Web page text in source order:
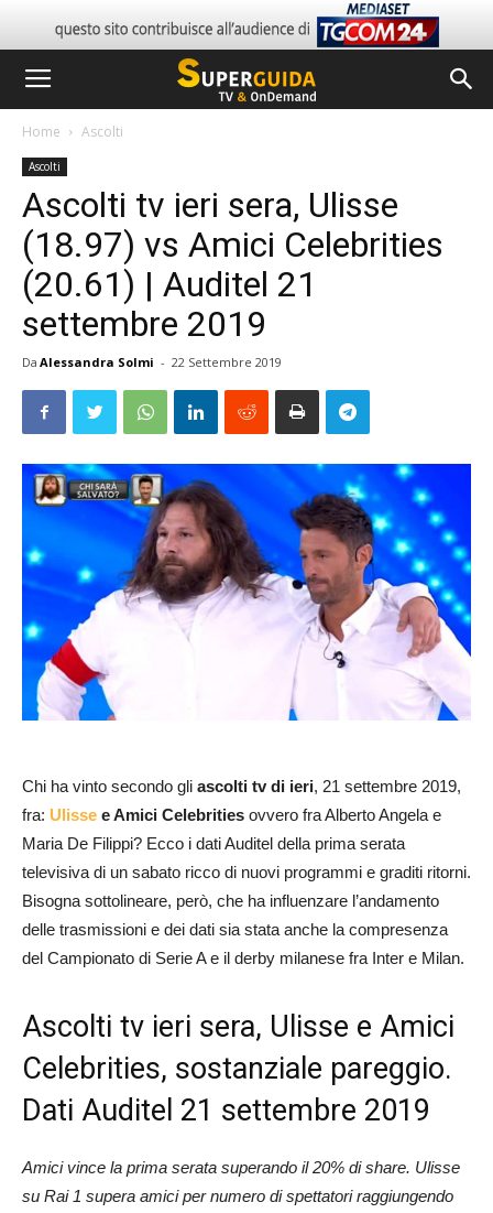
Home Ascolti
Ascolti
Ascolti tv ieri sera, Ulisse
(18.97) vs Amici Celebrities
(20.61) | Auditel 21
settembre 2019
Da Alessandra Solmi - 22 Settembre 2019
Chi ha vinto secondo gli ascolti tv di ieri, 21 settembre 2019,
fra: Ulisse e Amici Celebrities ovvero fra Alberto Angela e
Maria De Filippi? Ecco i dati Auditel della prima serata
televisiva di un sabato ricco di nuovi programmi e graditi ritorni.
Bisogna sottolineare, però, che ha influenzare l’andamento
delle trasmissioni e dei dati sia stata anche la compresenza
del Campionato di Serie A e il derby milanese fra Inter e Milan.
Ascolti tv ieri sera, Ulisse e Amici
Celebrities, sostanziale pareggio.
Dati Auditel 21 settembre 2019
Amici vince la prima serata superando il 20% di share. Ulisse
su Rai 1 supera amici per numero di spettatori raggiungendo